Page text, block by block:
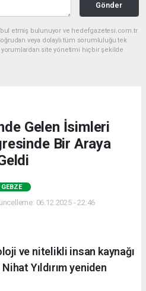
Gönder
etmiş bulunuyor ve hedefgazetesi.com.tr
veya dolaylı tüm sorumluluğu tek
yorumlardan site yönetimi hiçbir şekilde
Gelen İsimleri
Bir Araya
GEBZE
06.12.2025 - 22:46
ve nitelikli insan kaynağı
Yıldırım yeniden